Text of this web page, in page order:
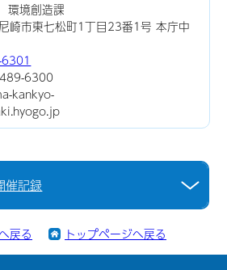
境創造課
崎市東七松町1丁目23番1号 本庁中
6300
kankyo-
催記録
戻る トップページへ戻る